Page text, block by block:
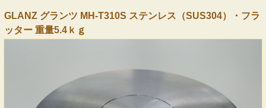
GLANZ グランツ MH-T310S ステンレス（SUS304）・フラ
ッター 重量5.4ｋｇ